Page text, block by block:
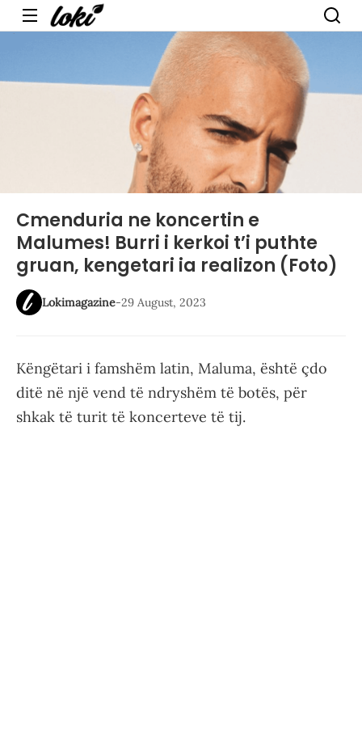
Menu
Cmenduria ne koncertin e
Malumes! Burri i kerkoi t’i puthte
gruan, kengetari ia realizon (Foto)
Lokimagazine-29 August, 2023
Këngëtari i famshëm latin, Maluma, është çdo
ditë në një vend të ndryshëm të botës, për
shkak të turit të koncerteve të tij.